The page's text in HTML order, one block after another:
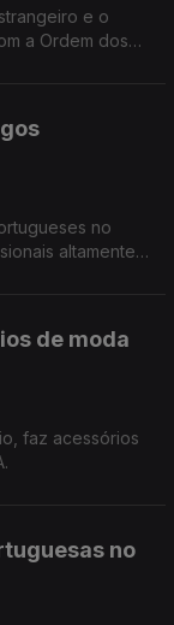
e o
a Ordem dos
no
altamente
de moda
faz acessórios
no